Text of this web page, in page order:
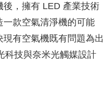
，擁有 LED 產業技術
款空氣清淨機的可能
有空氣機既有問題為出
科技與奈米光觸媒設計